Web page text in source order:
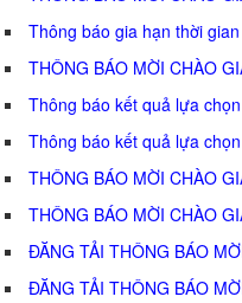
Thông báo gia hạn thời
THÔNG BÁO MỜI CHÀO
Thông báo kết quả lựa
Thông báo kết quả lựa
THÔNG BÁO MỜI CHÀO
THÔNG BÁO MỜI CHÀO
ĐĂNG TẢI THÔNG BÁO
ĐĂNG TẢI THÔNG BÁO